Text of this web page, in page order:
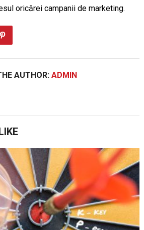
oricărei campanii de marketing.
AUTHOR: ADMIN